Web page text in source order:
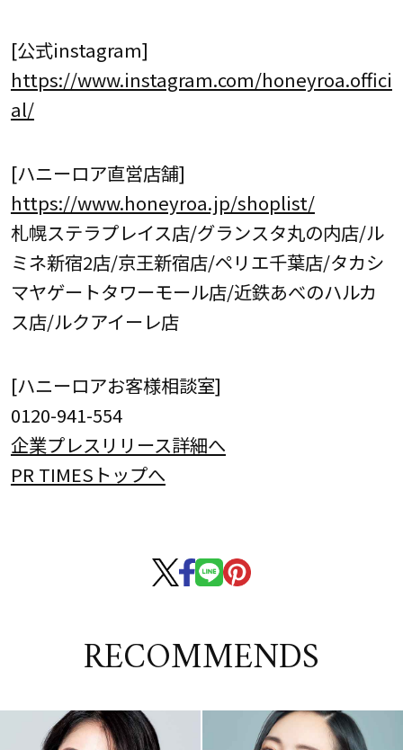
[公式instagram]
https://www.instagram.com/honeyroa.offici
al/
[ハニーロア直営店舗]
https://www.honeyroa.jp/shoplist/
札幌ステラプレイス店/グランスタ丸の内店/ル
ミネ新宿2店/京王新宿店/ペリエ千葉店/タカシ
マヤゲートタワーモール店/近鉄あべのハルカ
ス店/ルクアイーレ店
[ハニーロアお客様相談室]
0120-941-554⁠⁠
企業プレスリリース詳細へ
PR TIMESトップへ
RECOMMENDS